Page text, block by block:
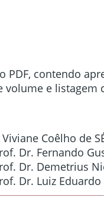
PDF, contendo
volume e listagem
Coêlho de
Dr. Fernando
Dr. Demetrius
Dr. Luiz Eduardo